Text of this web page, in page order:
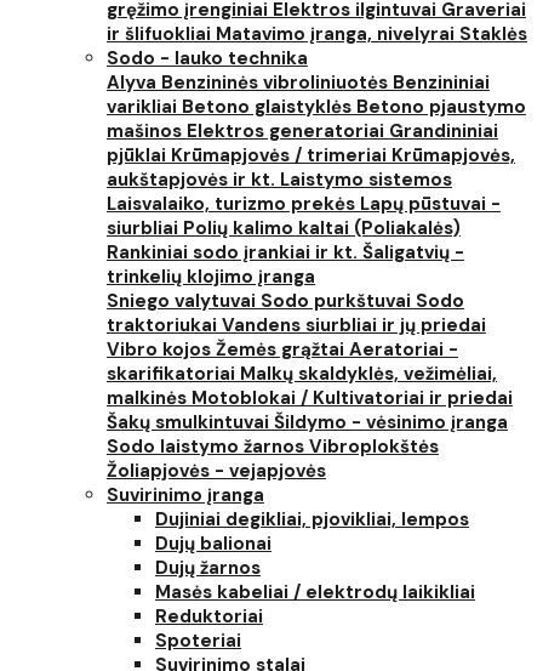
gręžimo įrenginiai Elektros ilgintuvai Graveriai
ir šlifuokliai Matavimo įranga, nivelyrai Staklės
Sodo - lauko technika
Alyva Benzininės vibroliniuotės Benzininiai
varikliai Betono glaistyklės Betono pjaustymo
mašinos Elektros generatoriai Grandininiai
pjūklai Krūmapjovės / trimeriai Krūmapjovės,
aukštapjovės ir kt. Laistymo sistemos
Laisvalaiko, turizmo prekės Lapų pūstuvai -
siurbliai Polių kalimo kaltai (Poliakalės)
Rankiniai sodo įrankiai ir kt. Šaligatvių -
trinkelių klojimo įranga
Sniego valytuvai Sodo purkštuvai Sodo
traktoriukai Vandens siurbliai ir jų priedai
Vibro kojos Žemės grąžtai Aeratoriai -
skarifikatoriai Malkų skaldyklės, vežimėliai,
malkinės Motoblokai / Kultivatoriai ir priedai
Šakų smulkintuvai Šildymo - vėsinimo įranga
Sodo laistymo žarnos Vibroplokštės
Žoliapjovės - vejapjovės
Suvirinimo įranga
Dujiniai degikliai, pjovikliai, lempos
Dujų balionai
Dujų žarnos
Masės kabeliai / elektrodų laikikliai
Reduktoriai
Spoteriai
Suvirinimo stalai